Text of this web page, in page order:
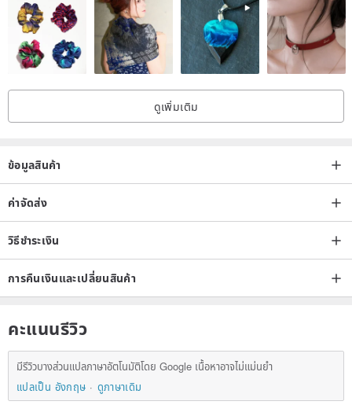
ดูเพิ่มเติม
ข้อมูลสินค้า
ค่าจัดส่ง
วิธีชำระเงิน
การคืนเงินและเปลี่ยนสินค้า
คะแนนรีวิว
มีรีวิวบางส่วนแปลภาษาอัตโนมัติโดย Google เนื้อหาอาจไม่แม่นยำ
แปลเป็น อังกฤษ
ดูภาษาเดิม